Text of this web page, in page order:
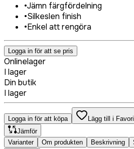
•Jämn färgfördelning
•Silkeslen finish
•Enkel att rengöra
Logga in för att se pris
Onlinelager
I lager
Din butik
I lager
Logga in för att köpa
Lägg till i
Jämför
Varianter
Om produkten Beskrivning